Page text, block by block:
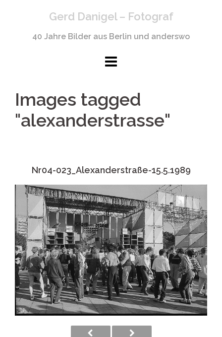
Gerd Danigel – Fotograf
40 Jahre Bilder aus Berlin und anderswo
Images tagged
"alexanderstrasse"
Nr04-023_Alexanderstraße-15.5.1989